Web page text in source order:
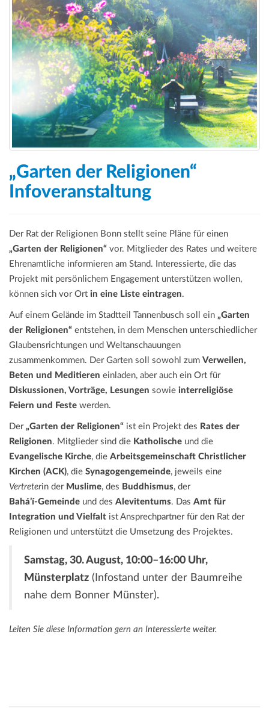
a
i
o
n
„Garten der Religionen“
Infoveranstaltung
Der Rat der Religionen Bonn stellt seine Pläne für einen
„Garten der Religionen“ vor. Mitglieder des Rates und weitere
Ehrenamtliche informieren am Stand. Interessierte, die das
Projekt mit persönlichem Engagement unterstützen wollen,
können sich vor Ort in eine Liste eintragen.
Auf einem Gelände im Stadtteil Tannenbusch soll ein „Garten
der Religionen“ entstehen, in dem Menschen unterschiedlicher
Glaubensrichtungen und Weltanschauungen
zusammenkommen. Der Garten soll sowohl zum Verweilen,
Beten und Meditieren einladen, aber auch ein Ort für
Diskussionen, Vorträge, Lesungen sowie interreligiöse
Feiern und Feste werden.
Der „Garten der Religionen“ ist ein Projekt des Rates der
Religionen. Mitglieder sind die Katholische und die
Evangelische Kirche, die Arbeitsgemeinschaft Christlicher
Kirchen (ACK), die Synagogengemeinde, jeweils eine
Vertreterin der Muslime, des Buddhismus, der
Bahá’í‑Gemeinde und des Alevitentums. Das Amt für
Integration und Vielfalt ist Ansprechpartner für den Rat der
Religionen und unterstützt die Umsetzung des Projektes.
Samstag, 30. August, 10:00–16:00 Uhr,
Münsterplatz (Infostand unter der Baumreihe
nahe dem Bonner Münster).
Leiten Sie diese Information gern an Interessierte weiter.